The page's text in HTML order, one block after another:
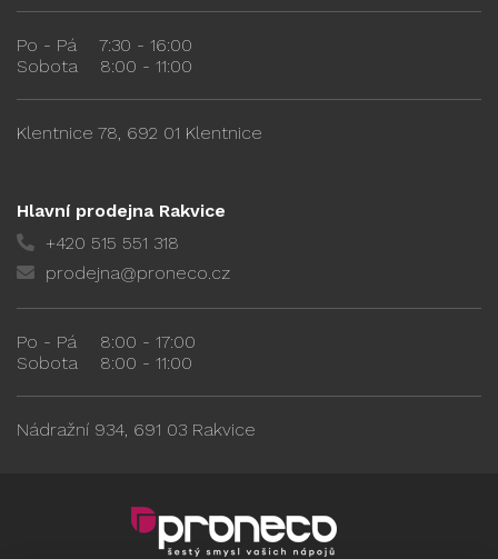
Po - Pá
7:30 - 16:00
Sobota
8:00 - 11:00
Klentnice 78, 692 01 Klentnice
Hlavní prodejna Rakvice
+420 515 551 318
prodejna@proneco.cz
Po - Pá
8:00 - 17:00
Sobota
8:00 - 11:00
Nádražní 934, 691 03 Rakvice